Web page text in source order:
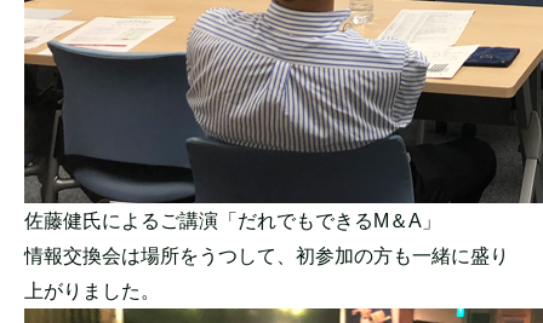
佐藤健氏によるご講演「だれでもできるM＆A」
情報交換会は場所をうつして、 初参加の方も一緒に盛り
上がりました。